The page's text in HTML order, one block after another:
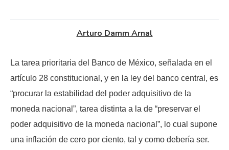
Arturo Damm Arnal
La tarea prioritaria del Banco de México, señalada en el
artículo 28 constitucional, y en la ley del banco central, es
“procurar la estabilidad del poder adquisitivo de la
moneda nacional”, tarea distinta a la de “preservar el
poder adquisitivo de la moneda nacional”, lo cual supone
una inflación de cero por ciento, tal y como debería ser.